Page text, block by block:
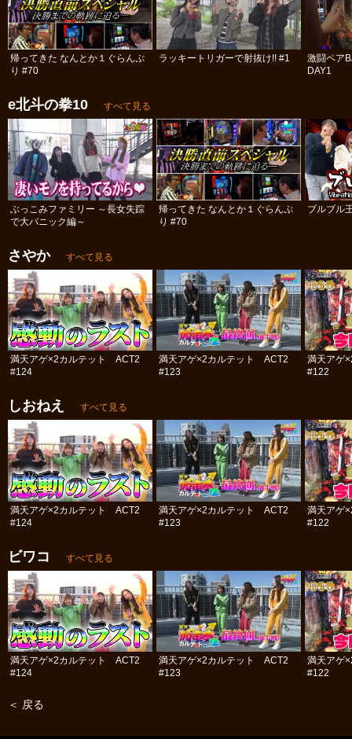
帰ってきた なんとか１ぐらんぷ
り #70
ラッキートリガーで射抜け!! #1
激闘ペア
DAY1
e北斗の拳10 すべて見る
ぶっこみファミリー ～長女失踪
で大パニック編～
帰ってきた なんとか１ぐらんぷ
り #70
ブルブル
さやか すべて見る
満天アゲ×2カルテット ACT2
#124
満天アゲ×2カルテット ACT2
#123
満天アゲ
#122
しおねえ すべて見る
満天アゲ×2カルテット ACT2
#124
満天アゲ×2カルテット ACT2
#123
満天アゲ
#122
ビワコ すべて見る
満天アゲ×2カルテット ACT2
#124
満天アゲ×2カルテット ACT2
#123
満天アゲ
#122
＜ 戻る